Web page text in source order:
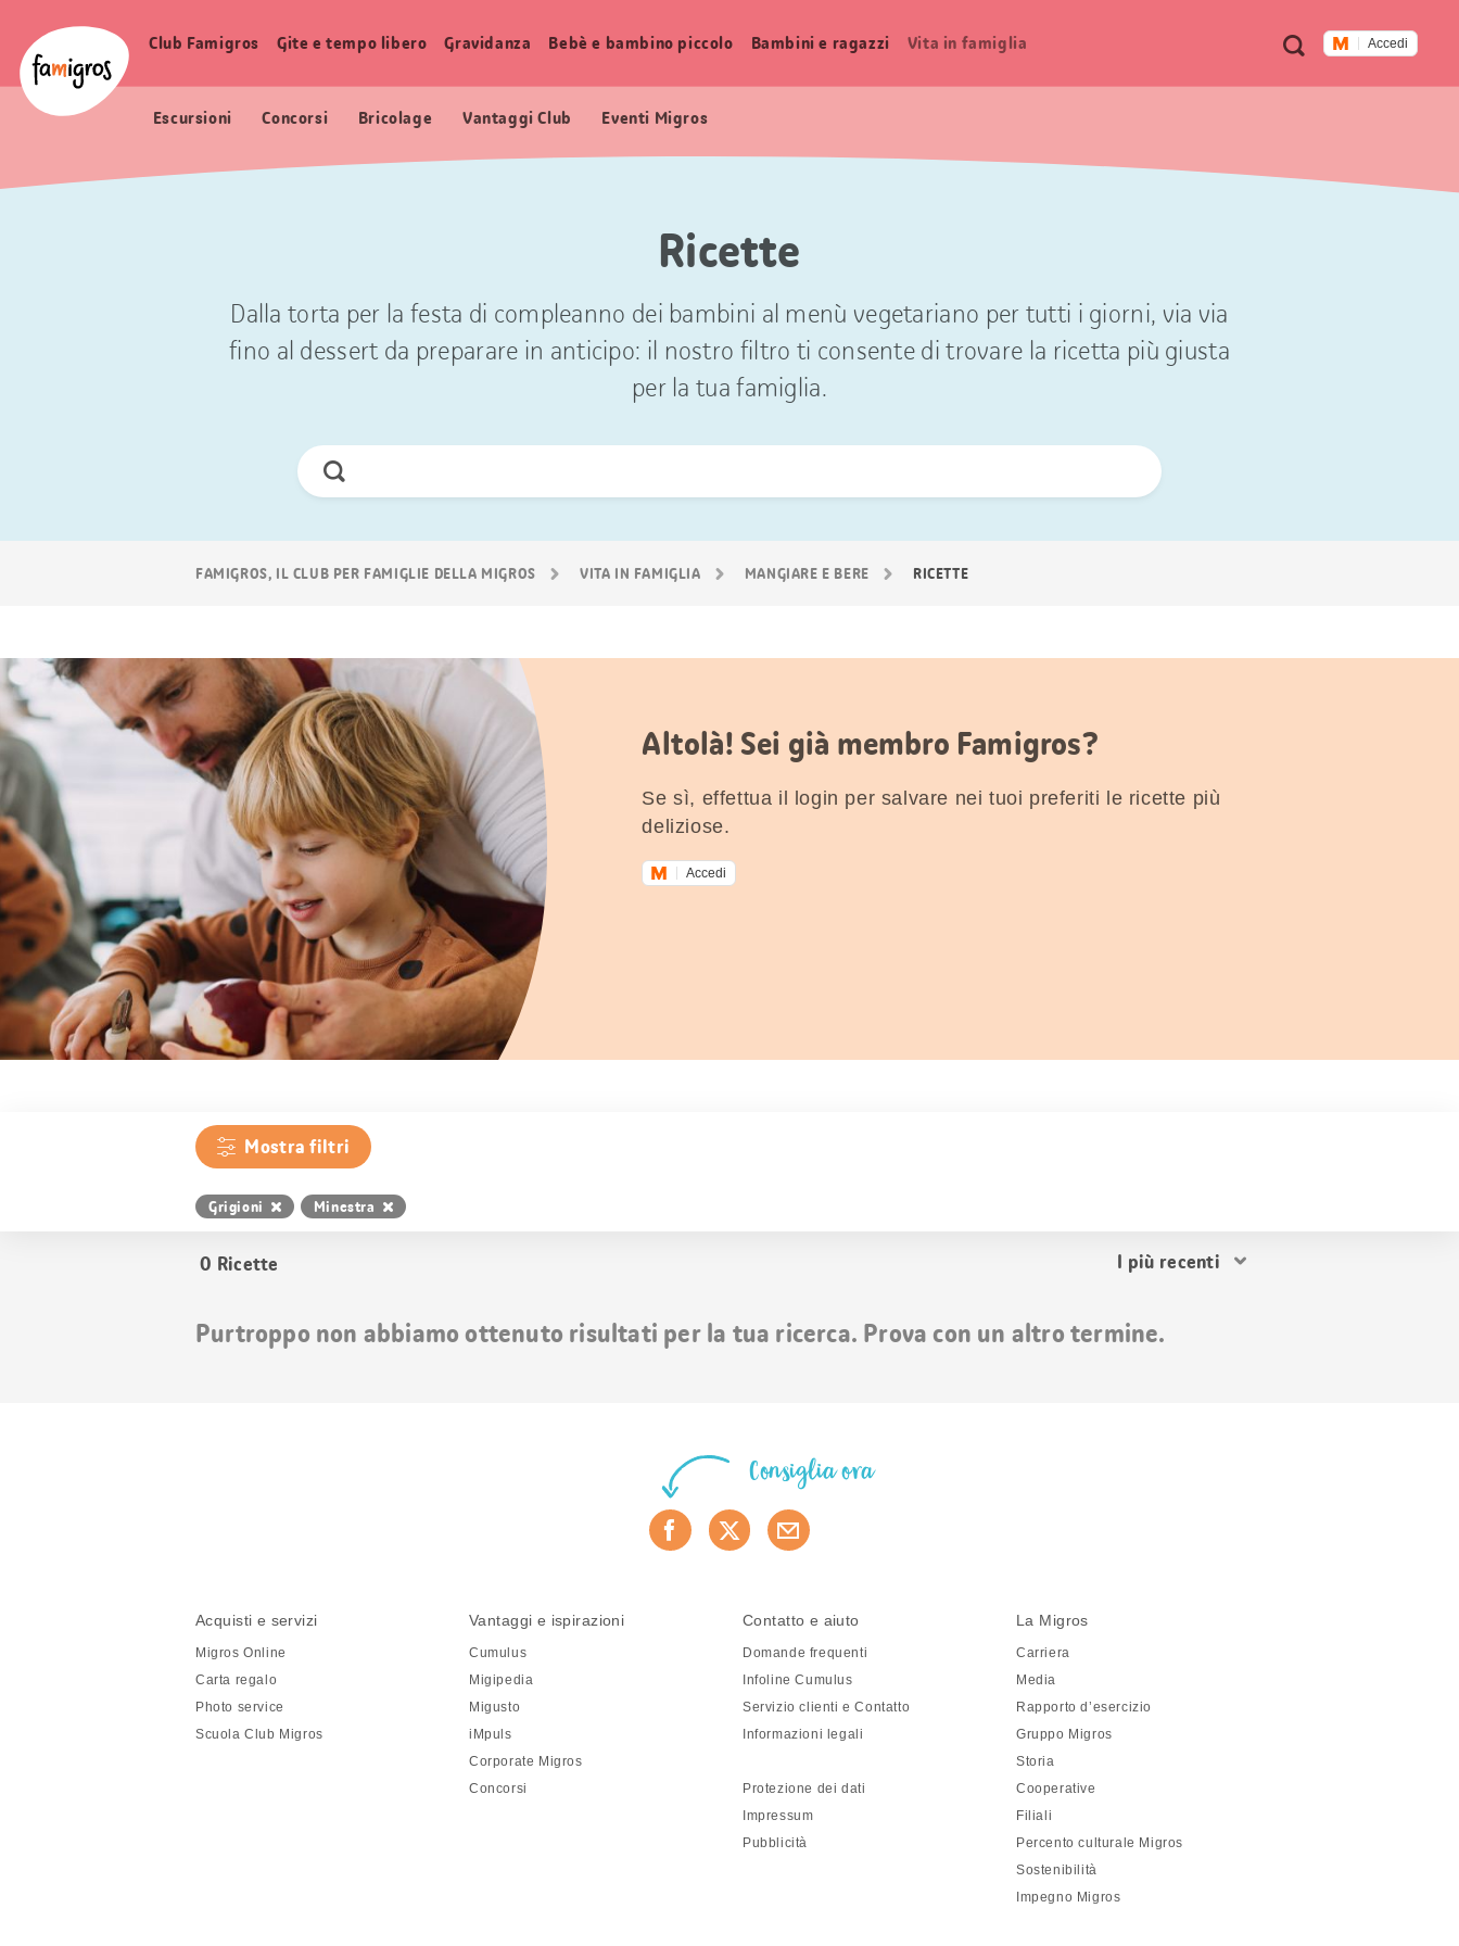
segnalibri
Logo
Metanavigazione
Ricerca Accedi
Navigazione
Club Famigros Gite e tempo libero Gravidanza Bebè e bambino piccolo Bambini e ragazzi Vita in famiglia
Escursioni Concorsi Bricolage Vantaggi Club Eventi Migros
Ricette
Dalla torta per la festa di compleanno dei bambini al menù vegetariano per tutti i giorni, via via
fino al dessert da preparare in anticipo: il nostro filtro ti consente di trovare la ricetta più giusta
per la tua famiglia.
Cerca
FAMIGROS, IL CLUB PER FAMIGLIE DELLA MIGROS VITA IN FAMIGLIA MANGIARE E BERE RICETTE
Altolà! Sei già membro Famigros?
Se sì, effettua il login per salvare nei tuoi preferiti le ricette più
deliziose.
Accedi
Mostra filtri
Grigioni Minestra
0 Ricette
Ordina
Purtroppo non abbiamo ottenuto risultati per la tua ricerca. Prova con un altro termine.
Consiglia ora
Acquisti e servizi
Migros Online
Carta regalo
Photo service
Scuola Club Migros
Vantaggi e ispirazioni
Cumulus
Migipedia
Migusto
iMpuls
Corporate Migros
Concorsi
Contatto e aiuto
Domande frequenti
Infoline Cumulus
Servizio clienti e Contatto
Informazioni legali
Protezione dei dati
Impressum
Pubblicità
La Migros
Carriera
Media
Rapporto d’esercizio
Gruppo Migros
Storia
Cooperative
Filiali
Percento culturale Migros
Sostenibilità
Impegno Migros